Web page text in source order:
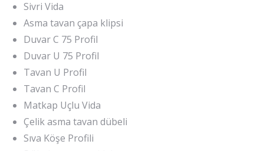
Sivri Vida
Asma tavan çapa klipsi
Duvar C 75 Profil
Duvar U 75 Profil
Tavan U Profil
Tavan C Profil
Matkap Uçlu Vida
Çelik asma tavan dübeli
Sıva Köşe Profili